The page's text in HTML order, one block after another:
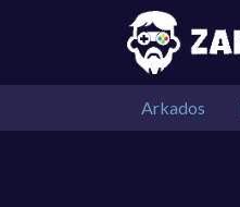
Arkados